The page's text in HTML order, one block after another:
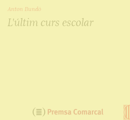
Anton Bundó
L'últim curs escolar